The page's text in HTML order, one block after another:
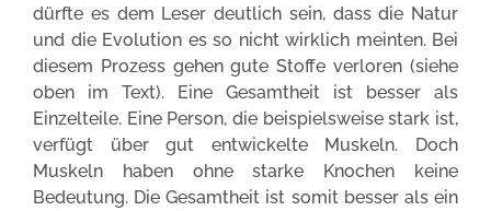
dürfte es dem Leser deutlich sein, dass die Natur
und die Evolution es so nicht wirklich meinten. Bei
diesem Prozess gehen gute Stoffe verloren (siehe
oben im Text). Eine Gesamtheit ist besser als
Einzelteile. Eine Person, die beispielsweise stark ist,
verfügt über gut entwickelte Muskeln. Doch
Muskeln haben ohne starke Knochen keine
Bedeutung. Die Gesamtheit ist somit besser als ein